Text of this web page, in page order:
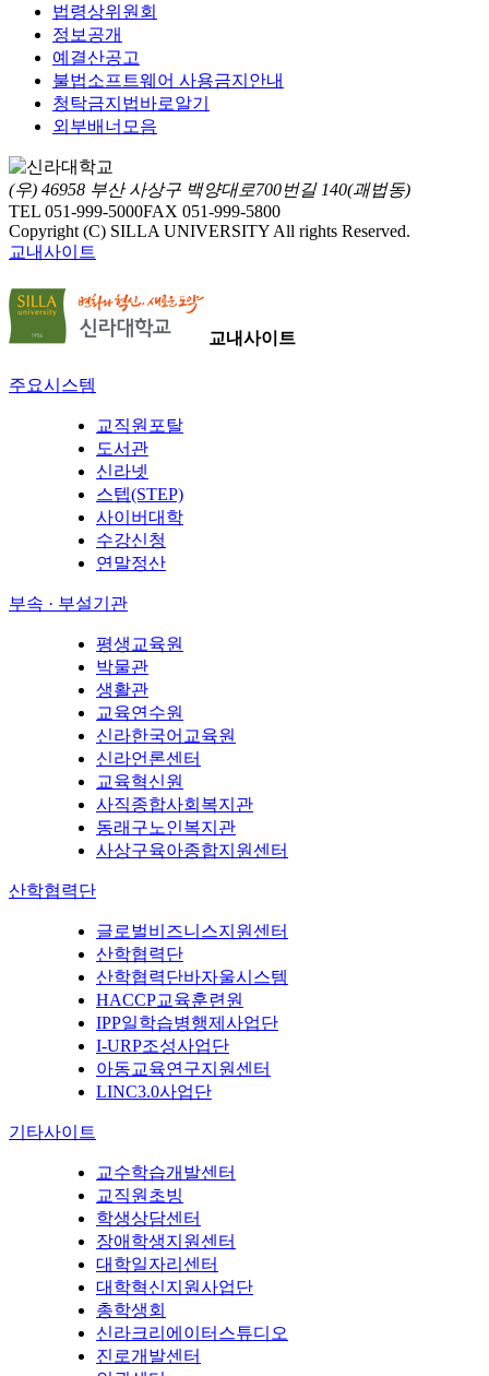
법령상위원회
정보공개
예결산공고
불법소프트웨어 사용금지안내
청탁금지법바로알기
외부배너모음
(우) 46958 부산 사상구 백양대로700번길 140(괘법동)
TEL 051-999-5000FAX 051-999-5800
Copyright (C) SILLA UNIVERSITY All rights Reserved.
교내사이트
교내사이트
주요시스템
교직원포탈
도서관
신라넷
스텝(STEP)
사이버대학
수강신청
연말정산
부속 · 부설기관
평생교육원
박물관
생활관
교육연수원
신라한국어교육원
신라언론센터
교육혁신원
사직종합사회복지관
동래구노인복지관
사상구육아종합지원센터
산학협력단
글로벌비즈니스지원센터
산학협력단
산학협력단바자울시스템
HACCP교육훈련원
IPP일학습병행제사업단
I-URP조성사업단
아동교육연구지원센터
LINC3.0사업단
기타사이트
교수학습개발센터
교직원초빙
학생상담센터
장애학생지원센터
대학일자리센터
대학혁신지원사업단
총학생회
신라크리에이터스튜디오
진로개발센터